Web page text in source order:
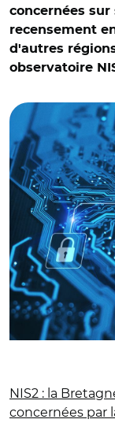
concernées
recensement
d'autres
observatoire
NIS2 : la
concernées par